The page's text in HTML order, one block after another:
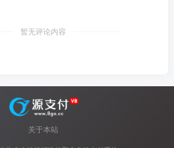
暂无评论内容
关于本站